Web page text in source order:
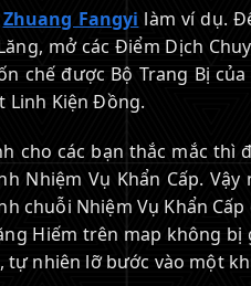
Zhuang Fangyi làm ví dụ.
mở các Điểm Dịch
chế được Bộ Trang Bị
Linh Kiện Đồng.
cho các bạn thắc mắc thì
Nhiệm Vụ Khẩn Cấp.
chuỗi Nhiệm Vụ Khẩn
Hiếm trên map không bị
tự nhiên lỡ bước vào một